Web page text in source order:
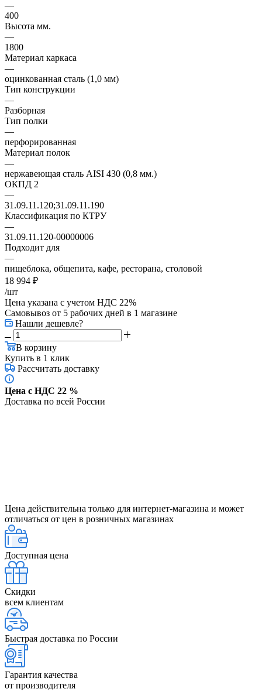
—
400
Высота мм.
—
1800
Материал каркаса
—
оцинкованная сталь (1,0 мм)
Тип конструкции
—
Разборная
Тип полки
—
перфорированная
Материал полок
—
нержавеющая сталь AISI 430 (0,8 мм.)
ОКПД 2
—
31.09.11.120;31.09.11.190
Классификация по КТРУ
—
31.09.11.120-00000006
Подходит для
—
пищеблока, общепита, кафе, ресторана, столовой
18 994 ₽
/шт
Цена указана с учетом НДС 22%
Самовывоз от 5 рабочих дней в 1 магазине
Нашли дешевле?
В корзину
Купить в 1 клик
Рассчитать доставку
Цена с НДС 22 %
Доставка по всей России
Цена действительна только для интернет-магазина и может
отличаться от цен в розничных магазинах
Доступная цена
Скидки
всем клиентам
Быстрая доставка по России
Гарантия качества
от производителя